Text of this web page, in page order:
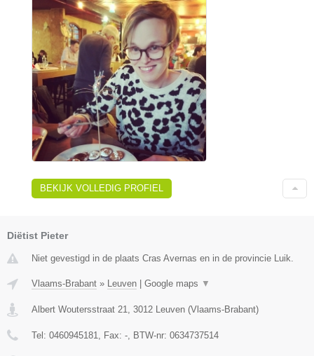
BEKIJK VOLLEDIG PROFIEL
Diëtist Pieter
Niet gevestigd in de plaats Cras Avernas en in de provincie Luik.
Vlaams-Brabant » Leuven | Google maps ▼
Albert Woutersstraat 21 3012 Leuven (Vlaams-Brabant)
Tel: 0460945181 , Fax: - , BTW-nr: 0634737514